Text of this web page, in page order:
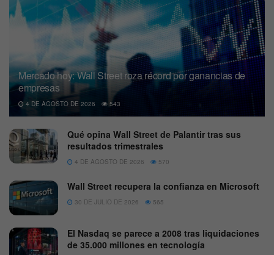
Mercado hoy: Wall Street roza récord por ganancias de
empresas
4 DE AGOSTO DE 2026 543
Qué opina Wall Street de Palantir tras sus
resultados trimestrales
4 DE AGOSTO DE 2026 570
Wall Street recupera la confianza en Microsoft
30 DE JULIO DE 2026 565
El Nasdaq se parece a 2008 tras liquidaciones
de 35.000 millones en tecnología